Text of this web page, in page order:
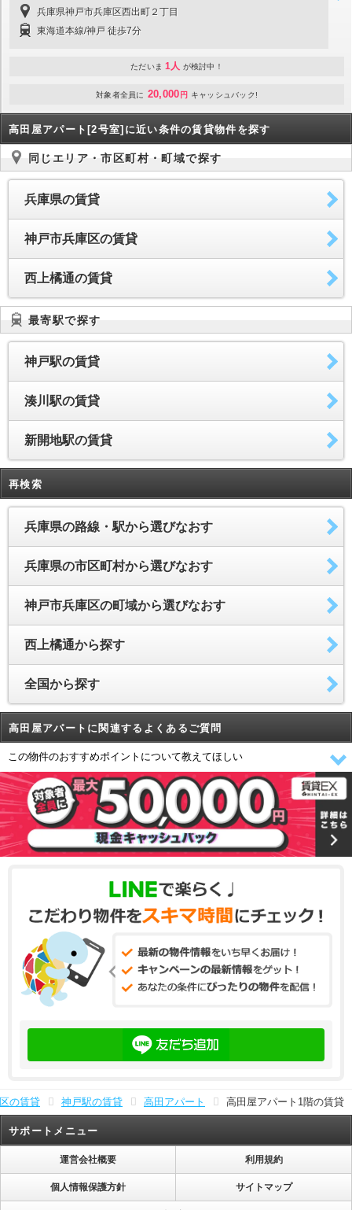
兵庫県神戸市兵庫区西出町２丁目
東海道本線/神戸 徒歩7分
ただいま 1人 が検討中！
対象者全員に 20,000 円 キャッシュバック!
高田屋アパート[2号室]に近い条件の賃貸物件を探す
同じエリア・市区町村・町域で探す
兵庫県の賃貸
神戸市兵庫区の賃貸
西上橘通の賃貸
最寄駅で探す
神戸駅の賃貸
湊川駅の賃貸
新開地駅の賃貸
再検索
兵庫県の路線・駅から選びなおす
兵庫県の市区町村から選びなおす
神戸市兵庫区の町域から選びなおす
西上橘通から探す
全国から探す
高田屋アパートに関連するよくあるご質問
この物件のおすすめポイントについて教えてほしい
の賃貸 神戸駅の賃貸 高田アパート 高田屋アパート1階の賃貸
サポートメニュー
運営会社概要 利用規約
個人情報保護方針 サイトマップ